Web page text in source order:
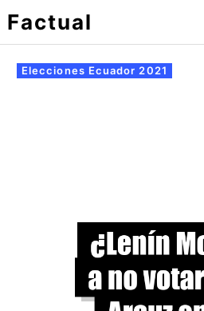
Factual
Elecciones Ecuador 2021